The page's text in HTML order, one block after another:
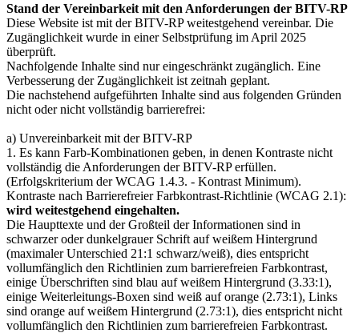
Stand der Vereinbarkeit mit den Anforderungen der BITV-RP
Diese Website ist mit der BITV-RP weitestgehend vereinbar. Die
Zugänglichkeit wurde in einer Selbstprüfung im April 2025
überprüft.
Nachfolgende Inhalte sind nur eingeschränkt zugänglich. Eine
Verbesserung der Zugänglichkeit ist zeitnah geplant.
Die nachstehend aufgeführten Inhalte sind aus folgenden Gründen
nicht oder nicht vollständig barrierefrei:
a) Unvereinbarkeit mit der BITV-RP
1. Es kann Farb-Kombinationen geben, in denen Kontraste nicht
vollständig die Anforderungen der BITV-RP erfüllen.
(Erfolgskriterium der WCAG 1.4.3. - Kontrast Minimum).
Kontraste nach Barrierefreier Farbkontrast-Richtlinie (WCAG 2.1):
wird weitestgehend eingehalten.
Die Haupttexte und der Großteil der Informationen sind in
schwarzer oder dunkelgrauer Schrift auf weißem Hintergrund
(maximaler Unterschied 21:1 schwarz/weiß), dies entspricht
vollumfänglich den Richtlinien zum barrierefreien Farbkontrast,
einige Überschriften sind blau auf weißem Hintergrund (3.33:1),
einige Weiterleitungs-Boxen sind weiß auf orange (2.73:1), Links
sind orange auf weißem Hintergrund (2.73:1), dies entspricht nicht
vollumfänglich den Richtlinien zum barrierefreien Farbkontrast.